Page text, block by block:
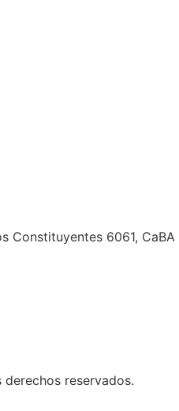
Constituyentes 6061, CaBA
reservados.